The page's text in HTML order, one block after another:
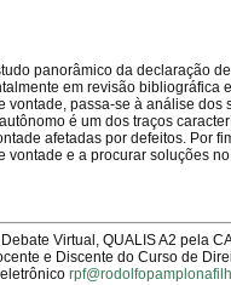
panorâmico da declaração
em revisão bibliográfica
vontade, passa-se à análise
é um dos traços
afetadas por defeitos. Por
vontade e a procurar soluções
Virtual, QUALIS A2 pela
e Discente do Curso de
eletrônico